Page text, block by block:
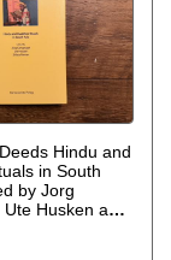
and
in South
by Jorg
Husken and
）